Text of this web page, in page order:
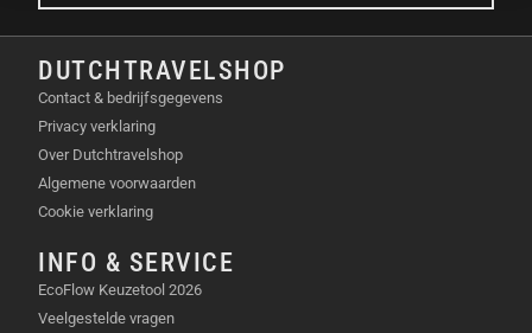
DUTCHTRAVELSHOP
Contact & bedrijfsgegevens
Privacy verklaring
Over Dutchtravelshop
Algemene voorwaarden
Cookie verklaring
INFO & SERVICE
EcoFlow Keuzetool 2026
Veelgestelde vragen